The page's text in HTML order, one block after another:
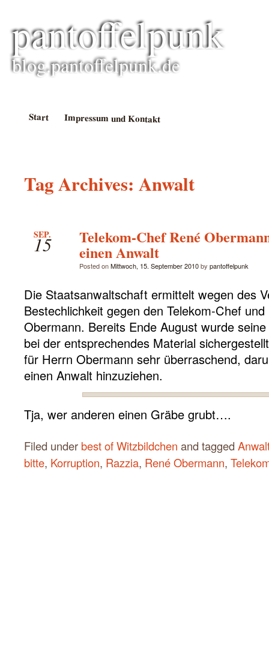
pantoffelpunk
blog.pantoffelpunk.de
Start Impressum und Kontakt
Tag Archives: Anwalt
SEP.
15 Telekom-Chef René
einen Anwalt
Posted onMittwoch, 15. September 2010by pantoffelpunk
Die Staatsanwaltschaft ermittelt wegen des
Bestechlichkeit gegen den Telekom-Chef
Obermann. Bereits Ende August wurde seine
bei der entsprechendes Material
für Herrn Obermann sehr überraschend,
einen Anwalt hinzuziehen.
Tja, wer anderen einen Gräbe grubt….
Filed under best of Witzbildchen and tagged
bitte, Korruption, Razzia, René Obermann,